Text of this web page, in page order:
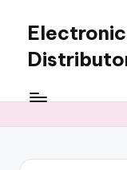
content
Booming
components,